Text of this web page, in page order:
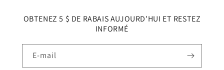
OBTENEZ 5 $ DE RABAIS AUJOURD'HUI ET RESTEZ
INFORMÉ
E-mail